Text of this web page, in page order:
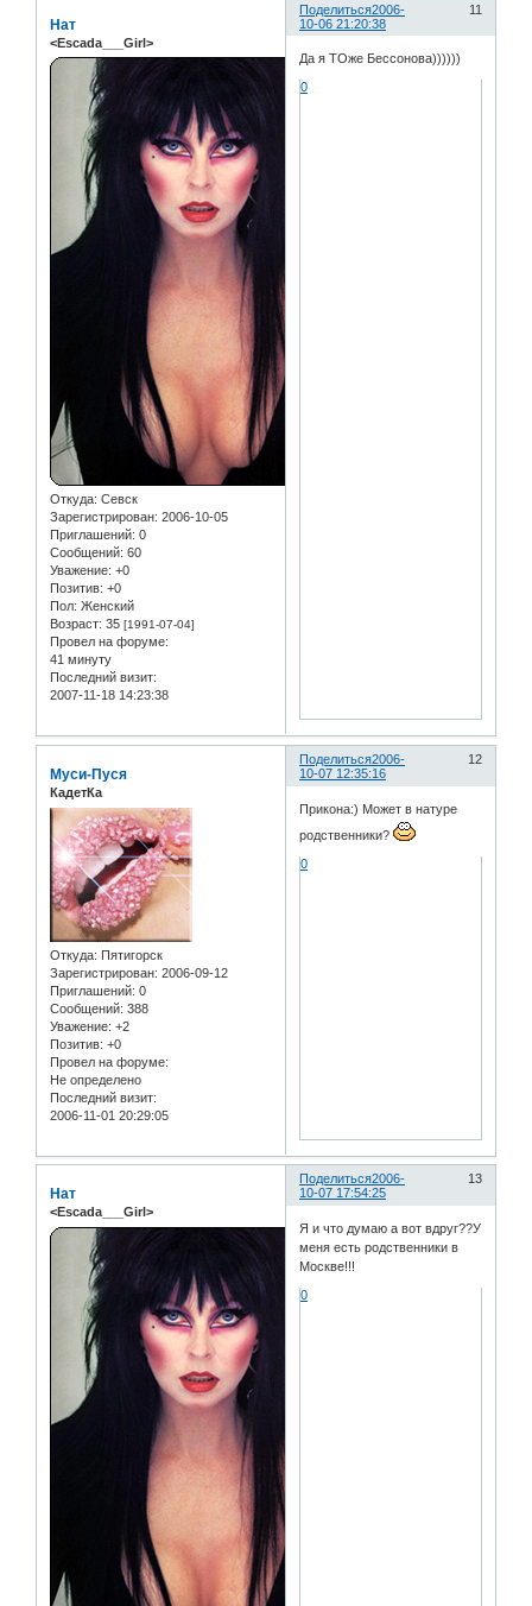
Поделиться 11
2006-
10-06 21:20:38
Нат
<Escada___Girl>
Откуда: Севск
Зарегистрирован: 2006-10-05
Приглашений: 0
Сообщений: 60
Уважение: +0
Позитив: +0
Пол: Женский
Возраст: 35 [1991-07-04]
Провел на форуме:
41 минуту
Последний визит:
2007-11-18 14:23:38
Да я ТОже Бессонова))))))
0
Поделиться 12
2006-
10-07 12:35:16
Муси-Пуся
КадетКа
Откуда: Пятигорск
Зарегистрирован: 2006-09-12
Приглашений: 0
Сообщений: 388
Уважение: +2
Позитив: +0
Провел на форуме:
Не определено
Последний визит:
2006-11-01 20:29:05
Прикона:) Может в натуре
родственники?
0
Поделиться 13
2006-
10-07 17:54:25
Нат
<Escada___Girl>
Я и что думаю а вот вдруг??У
меня есть родственники в
Москве!!!
0